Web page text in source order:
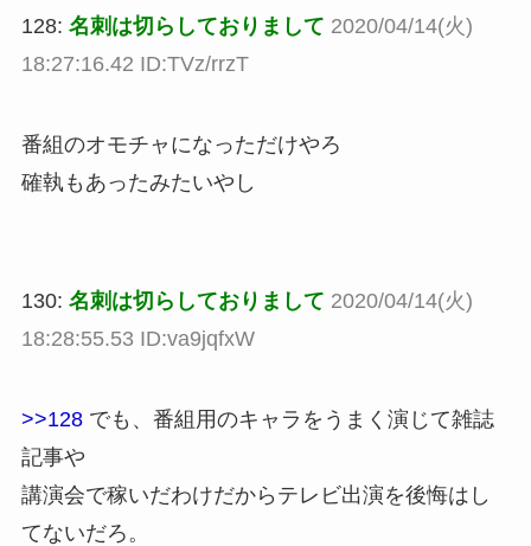
128: 名刺は切らしておりまして 2020/04/14(火)
18:27:16.42 ID:TVz/rrzT
番組のオモチャになっただけやろ
確執もあったみたいやし
130: 名刺は切らしておりまして 2020/04/14(火)
18:28:55.53 ID:va9jqfxW
>>128でも、番組用のキャラをうまく演じて雑誌
記事や
講演会で稼いだわけだからテレビ出演を後悔はし
てないだろ。